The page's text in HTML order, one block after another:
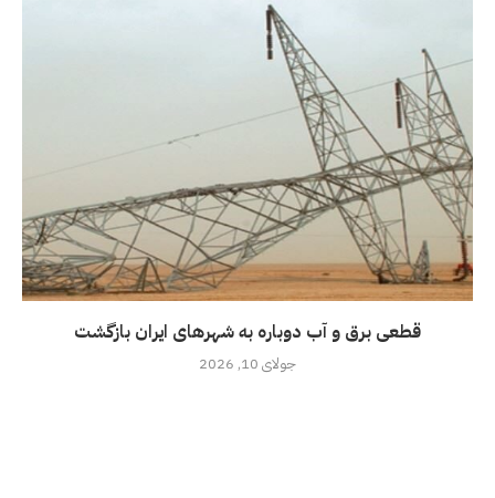
قطعی برق و آب دوباره به شهرهای ایران بازگشت
جولای 10, 2026